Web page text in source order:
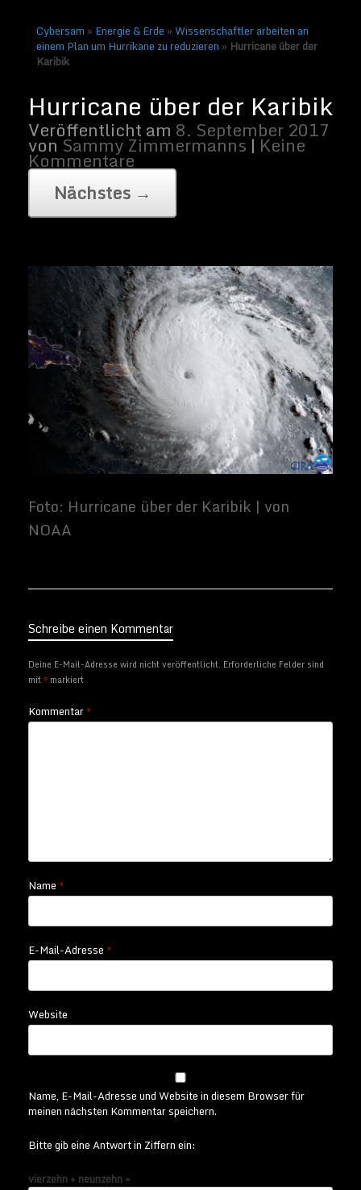
Cybersam » Energie & Erde »Wissenschaftler arbeiten an
einem Plan um Hurrikane zu reduzieren » Hurricane über der
Karibik
Foto: Hurricane über der Karibik | von
NOAA
Schreibe einen Kommentar
Deine E-Mail-Adresse wird nicht veröffentlicht. Erforderliche Felder sind
mit* markiert
Kommentar*
Name*
E-Mail-Adresse*
Website
Name, E-Mail-Adresse und Website in diesem Browser für
meinen nächsten Kommentar speichern.
Bitte gib eine Antwort in Ziffern ein:
vierzehn + neunzehn =